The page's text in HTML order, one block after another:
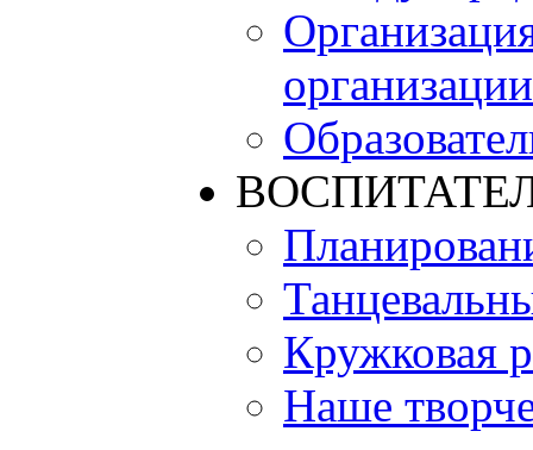
организации
Кружковая
Наше